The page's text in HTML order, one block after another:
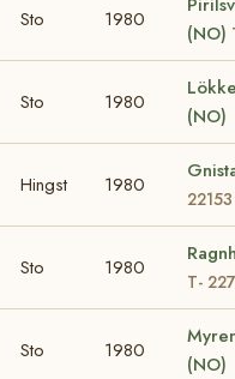
Sto 1980
(NO)
Sto 1980
(NO)
Hingst 1980
22153
Sto 1980
T-
Sto 1980
(NO)